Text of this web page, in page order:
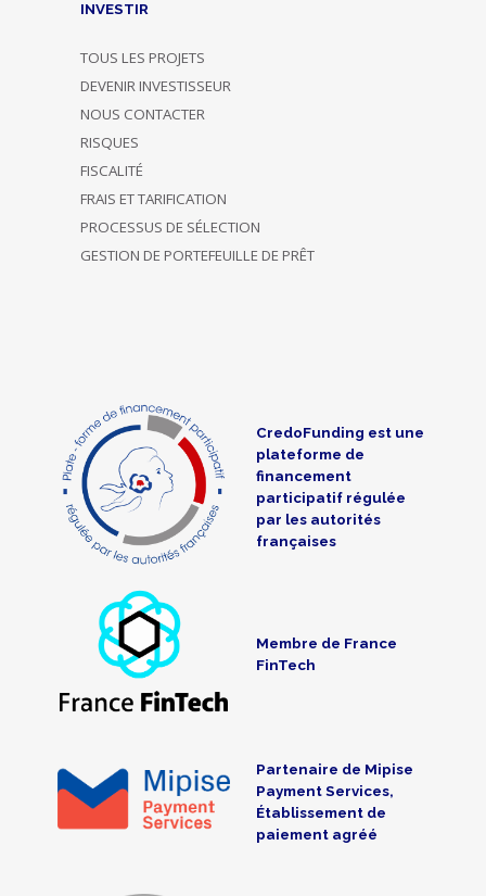
INVESTIR
TOUS LES PROJETS
DEVENIR INVESTISSEUR
NOUS CONTACTER
RISQUES
FISCALITÉ
FRAIS ET TARIFICATION
PROCESSUS DE SÉLECTION
GESTION DE PORTEFEUILLE DE PRÊT
CredoFunding est une
plateforme de
financement
participatif régulée
par les autorités
françaises
Membre de France
FinTech
Partenaire de Mipise
Payment Services,
Établissement de
paiement agréé